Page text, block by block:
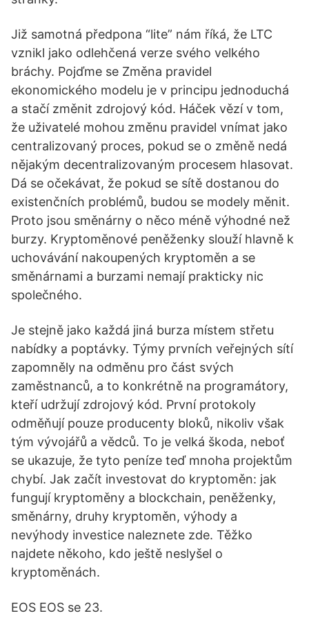
Již samotná předpona “lite” nám říká, že LTC
vznikl jako odlehčená verze svého velkého
bráchy. Pojďme se Změna pravidel
ekonomického modelu je v principu jednoduchá
a stačí změnit zdrojový kód. Háček vězí v tom,
že uživatelé mohou změnu pravidel vnímat jako
centralizovaný proces, pokud se o změně nedá
nějakým decentralizovaným procesem hlasovat.
Dá se očekávat, že pokud se sítě dostanou do
existenčních problémů, budou se modely měnit.
Proto jsou směnárny o něco méně výhodné než
burzy. Kryptoměnové peněženky slouží hlavně k
uchovávání nakoupených kryptoměn a se
směnárnami a burzami nemají prakticky nic
společného.
Je stejně jako každá jiná burza místem střetu
nabídky a poptávky. Týmy prvních veřejných sítí
zapomněly na odměnu pro část svých
zaměstnanců, a to konkrétně na programátory,
kteří udržují zdrojový kód. První protokoly
odměňují pouze producenty bloků, nikoliv však
tým vývojářů a vědců. To je velká škoda, neboť
se ukazuje, že tyto peníze teď mnoha projektům
chybí. Jak začít investovat do kryptoměn: jak
fungují kryptoměny a blockchain, peněženky,
směnárny, druhy kryptoměn, výhody a
nevýhody investice naleznete zde. Těžko
najdete někoho, kdo ještě neslyšel o
kryptoměnách.
EOS EOS se 23.